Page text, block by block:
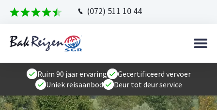
(072) 511 10 44
Ruim 90 jaar ervaring
Gecertificeerd vervoer
Uniek reisaanbod
Deur tot deur service